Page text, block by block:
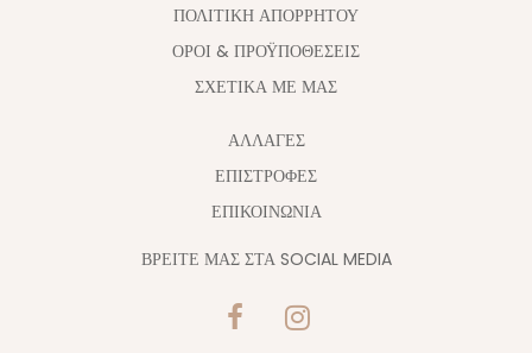
ΠΟΛΙΤΙΚΗ ΑΠΟΡΡΗΤΟΥ
ΟΡΟΙ & ΠΡΟΫΠΟΘΕΣΕΙΣ
ΣΧΕΤΙΚΑ ΜΕ ΜΑΣ
ΑΛΛΑΓΈΣ
ΕΠΙΣΤΡΟΦΕΣ
ΕΠΙΚΟΙΝΩΝΙΑ
ΒΡΕΙΤΕ ΜΑΣ ΣΤΑ SOCIAL MEDIA